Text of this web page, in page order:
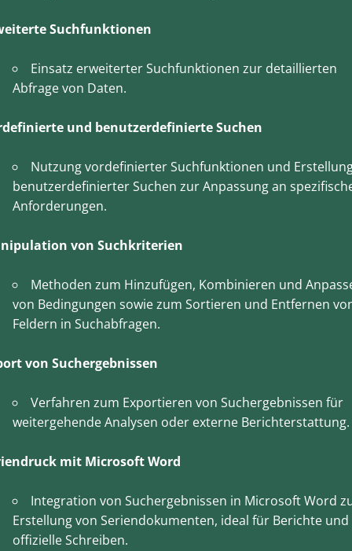
Suchfunktionen
Einsatz erweiterter Suchfunktionen zur detaillierten
Abfrage von Daten.
und benutzerdefinierte Suchen
Nutzung vordefinierter Suchfunktionen und
benutzerdefinierter Suchen zur Anpassung an
Anforderungen.
von Suchkriterien
Methoden zum Hinzufügen, Kombinieren und
von Bedingungen sowie zum Sortieren und Entfernen
Feldern in Suchabfragen.
von Suchergebnissen
Verfahren zum Exportieren von Suchergebnissen für
weitergehende Analysen oder externe Berichterstattung.
mit Microsoft Word
Integration von Suchergebnissen in Microsoft Word
Erstellung von Seriendokumenten, ideal für Berichte und
offizielle Schreiben.